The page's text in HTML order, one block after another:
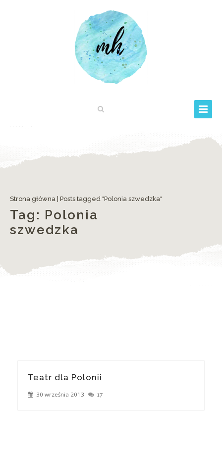
Strona główna Posts tagged "Polonia szwedzka"
Tag: Polonia
szwedzka
Teatr dla Polonii
30 września 2013 17